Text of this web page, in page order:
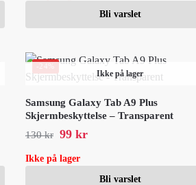
Bli varslet
-24%
Ikke på lager
Samsung Galaxy Tab A9 Plus
Skjermbeskyttelse – Transparent
130kr 99 kr
Ikke på lager
Bli varslet